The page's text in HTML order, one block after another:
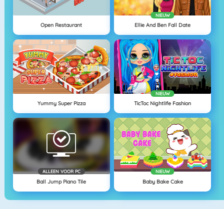
Open Restaurant
NIEUW
Ellie And Ben Fall Date
Yummy Super Pizza
NIEUW
TicToc Nightlife Fashion
ALLEEN VOOR PC
Ball Jump Piano Tile
NIEUW
Baby Bake Cake